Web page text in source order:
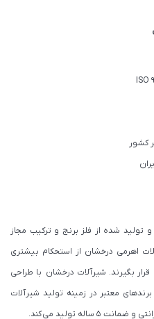
کشور
تولید شده از فلز برنج و ترکیب مجاز
اهرمی درخشان از استحکام بیشتری
بگیرند. شیرآلات درخشان با طراحی
معتبر در زمینه تولید شیرآلات
تولید می کند.